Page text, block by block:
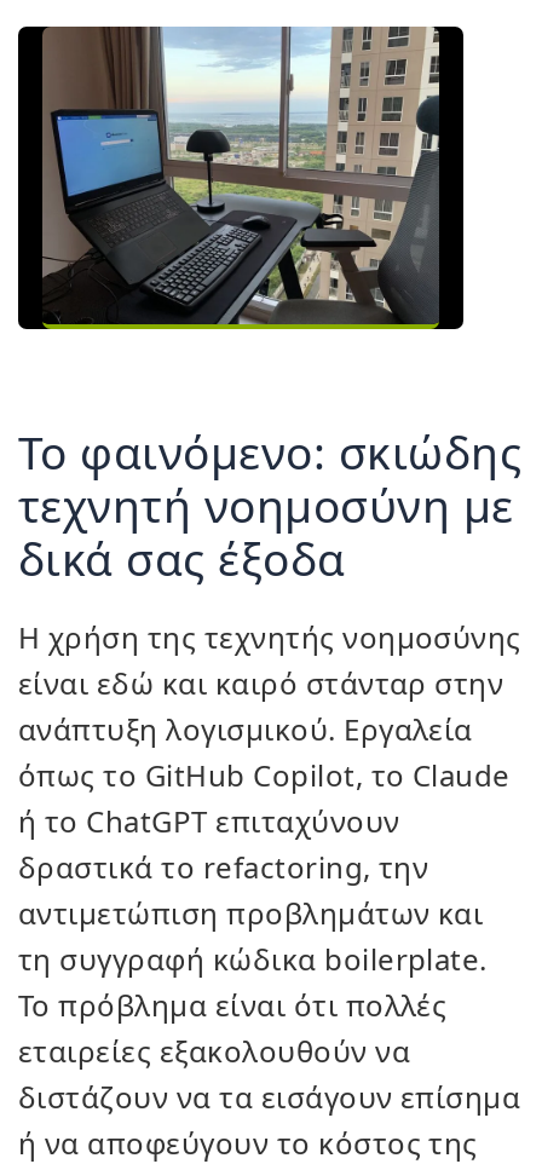
Το φαινόμενο: σκιώδης
τεχνητή νοημοσύνη με
δικά σας έξοδα
Η χρήση της τεχνητής νοημοσύνης
είναι εδώ και καιρό στάνταρ στην
ανάπτυξη λογισμικού. Εργαλεία
όπως το GitHub Copilot, το Claude
ή το ChatGPT επιταχύνουν
δραστικά το refactoring, την
αντιμετώπιση προβλημάτων και
τη συγγραφή κώδικα boilerplate.
Το πρόβλημα είναι ότι πολλές
εταιρείες εξακολουθούν να
διστάζουν να τα εισάγουν επίσημα
ή να αποφεύγουν το κόστος της